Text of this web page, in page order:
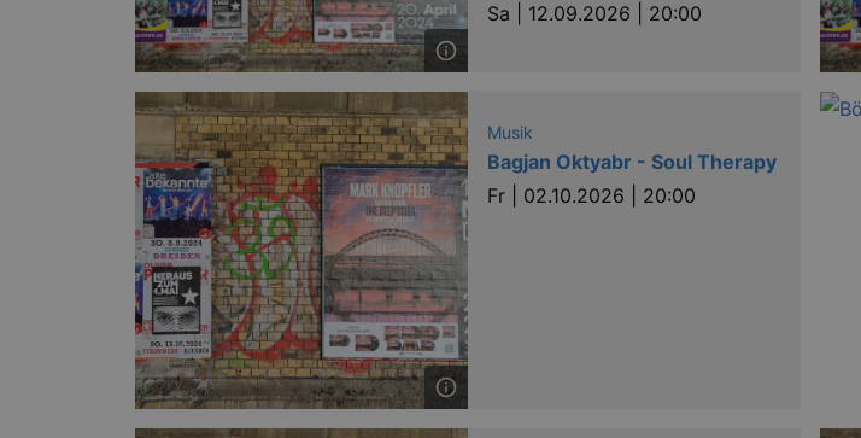
Sa | 12.09.2026 | 20:00
Musik
Bagjan Oktyabr - Soul Therapy
Fr | 02.10.2026 | 20:00